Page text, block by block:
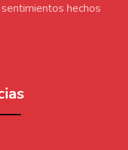
hechos